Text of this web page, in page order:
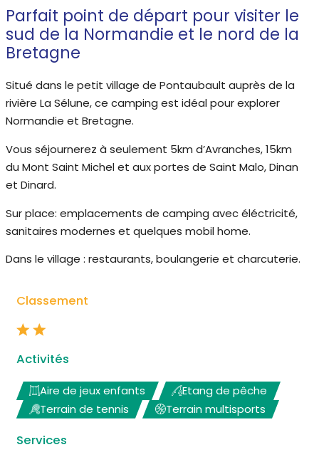
Parfait point de départ pour visiter le
sud de la Normandie et le nord de la
Bretagne
Situé dans le petit village de Pontaubault auprès de la
rivière La Sélune, ce camping est idéal pour explorer
Normandie et Bretagne.
Vous séjournerez à seulement 5km d’Avranches, 15km
du Mont Saint Michel et aux portes de Saint Malo, Dinan
et Dinard.
Sur place: emplacements de camping avec éléctricité,
sanitaires modernes et quelques mobil home.
Dans le village : restaurants, boulangerie et charcuterie.
Classement
Activités
Aire de jeux enfants
Etang de pêche
Terrain de tennis
Terrain multisports
Services